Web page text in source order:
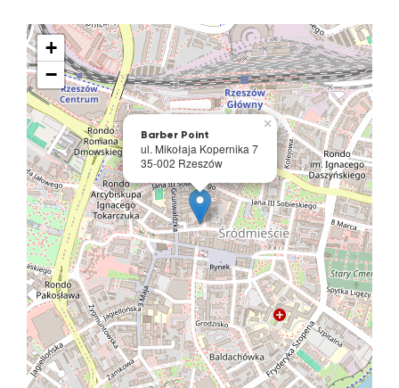
Barber Point
ul. Mikołaja Kopernika 7
35-002 Rzeszów
×
+
−